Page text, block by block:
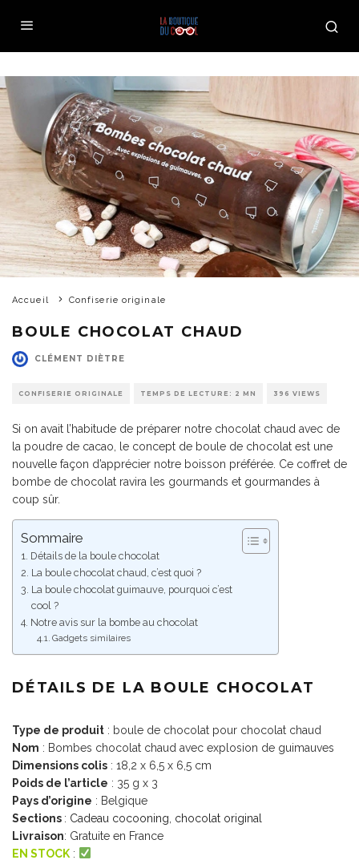
Accueil Confiserie originale
BOULE CHOCOLAT CHAUD
CLÉMENT DIÈTRE
CONFISERIE ORIGINALE TEMPS DE LECTURE: 2 MN 396 VIEWS
Si on avait l’habitude de préparer notre chocolat chaud avec de
la poudre de cacao, le concept de boule de chocolat est une
nouvelle façon d’apprécier notre boisson préférée. Ce coffret de
bombe de chocolat ravira les gourmands et gourmandes à
coup sûr.
Sommaire
Détails de la boule chocolat
La boule chocolat chaud, c’est quoi ?
La boule chocolat guimauve, pourquoi c’est
cool ?
Notre avis sur la bombe au chocolat
Gadgets similaires
DÉTAILS DE LA BOULE CHOCOLAT
Type de produit : boule de chocolat pour chocolat chaud
Nom : Bombes chocolat chaud avec explosion de guimauves
Dimensions colis : 18,2 x 6,5 x 6,5 cm
Poids de l’article : 35 g x 3
Pays d’origine : Belgique
Sections : Cadeau cocooning chocolat original
Livraison: Gratuite en France
EN STOCK :